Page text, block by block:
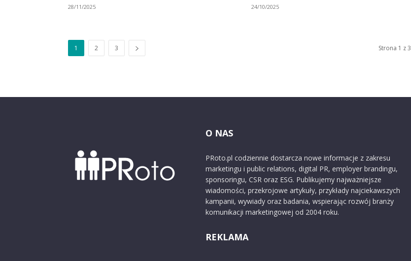
28/11/2025 24/10/2025
1 2 3 Strona 1 z 3
O NAS
PRoto.pl codziennie dostarcza nowe informacje z zakresu
marketingu i public relations, digital PR, employer brandingu,
sponsoringu, CSR oraz ESG. Publikujemy najważniejsze
wiadomości, przekrojowe artykuły, przykłady najciekawszych
kampanii, wywiady oraz badania, wspierając rozwój branży
komunikacji marketingowej od 2004 roku.
REKLAMA